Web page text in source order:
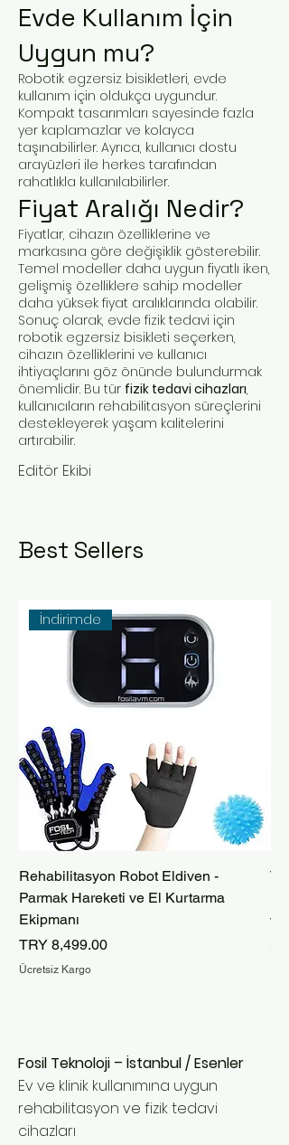
Evde Kullanım İçin
Uygun mu?
Robotik egzersiz bisikletleri, evde
kullanım için oldukça uygundur.
Kompakt tasarımları sayesinde fazla
yer kaplamazlar ve kolayca
taşınabilirler. Ayrıca, kullanıcı dostu
arayüzleri ile herkes tarafından
rahatlıkla kullanılabilirler.
Fiyat Aralığı Nedir?
Fiyatlar, cihazın özelliklerine ve
markasına göre değişiklik gösterebilir.
Temel modeller daha uygun fiyatlı iken,
gelişmiş özelliklere sahip modeller
daha yüksek fiyat aralıklarında olabilir.
Sonuç olarak, evde fizik tedavi için
robotik egzersiz bisikleti seçerken,
cihazın özelliklerini ve kullanıcı
ihtiyaçlarını göz önünde bulundurmak
önemlidir. Bu tür fizik tedavi cihazları,
kullanıcıların rehabilitasyon süreçlerini
destekleyerek yaşam kalitelerini
artırabilir.
Editör Ekibi
Best Sellers
İndirimde
Rehabilitasyon Robot Eldiven -
Parmak Hareketi ve El Kurtarma
Ekipmanı
Price
TRY 8,499.00
Ücretsiz Kargo
Fosil Teknoloji – İstanbul / Esenler
Ev ve klinik kullanımına uygun
rehabilitasyon ve fizik tedavi
cihazları